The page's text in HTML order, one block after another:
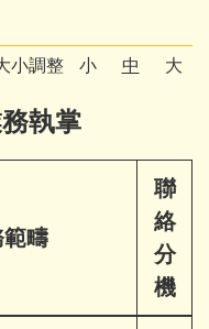
小調整 小 中 大
執掌
疇
聯
絡
分
機